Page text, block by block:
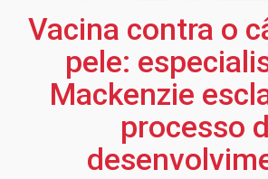
Vacina contra o
pele:
Mackenzie
processo